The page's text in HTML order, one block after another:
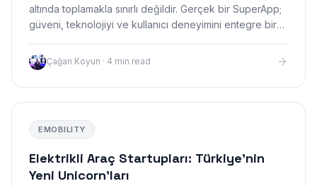
altında toplamakla sınırlı değildir. Gerçek bir SuperApp;
güveni, teknolojiyi ve kullanıcı deneyimini entegre bir
Çağan Koyun · 4 min read
EMOBILITY
Elektrikli Araç Startupları: Türkiye'nin
Yeni Unicorn'ları